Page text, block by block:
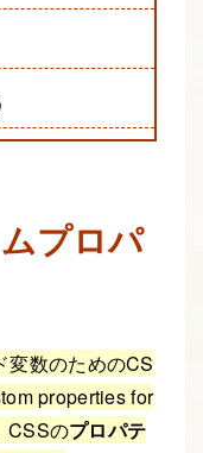
プロパ
変数のためのCS
properties for
CSSのプロパテ